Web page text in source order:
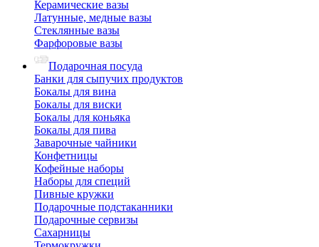
Керамические вазы
Латунные, медные вазы
Стеклянные вазы
Фарфоровые вазы
Подарочная посуда
Банки для сыпучих продуктов
Бокалы для вина
Бокалы для виски
Бокалы для коньяка
Бокалы для пива
Заварочные чайники
Конфетницы
Кофейные наборы
Наборы для специй
Пивные кружки
Подарочные подстаканники
Подарочные сервизы
Сахарницы